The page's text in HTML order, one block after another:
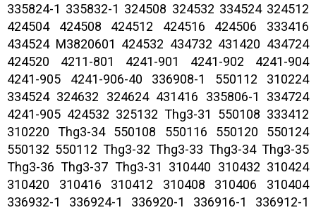
335824-1 335832-1 324508 324532 334524 324512
424504 424508 424512 424516 424506 333416
434524 M3820601 424532 434732 431420 434724
424520 4211-801 4241-901 4241-902 4241-904
4241-905 4241-906-40 336908-1 550112 310224
334524 324632 324624 431416 335806-1 334724
4241-905 424532 325132 Thg3-31 550108 333412
310220 Thg3-34 550108 550116 550120 550124
550132 550112 Thg3-32 Thg3-33 Thg3-34 Thg3-35
Thg3-36 Thg3-37 Thg3-31 310440 310432 310424
310420 310416 310412 310408 310406 310404
336932-1 336924-1 336920-1 336916-1 336912-1